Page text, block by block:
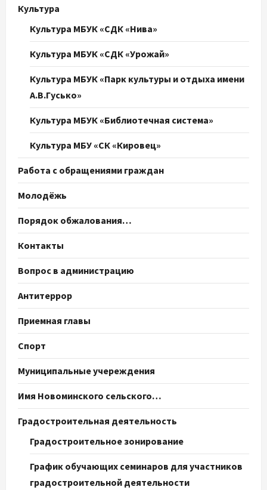
Культура
Культура МБУК «СДК «Нива»
Культура МБУК «СДК «Урожай»
Культура МБУК «Парк культуры и отдыха имени
А.В.Гусько»
Культура МБУК «Библиотечная система»
Культура МБУ «СК «Кировец»
Работа с обращениями граждан
Молодёжь
Порядок обжалования…
Контакты
Вопрос в администрацию
Антитеррор
Приемная главы
Спорт
Муниципальные учереждения
Имя Новоминского сельского…
Градостроительная деятельность
Градостроительное зонирование
График обучающих семинаров для участников
градостроительной деятельности